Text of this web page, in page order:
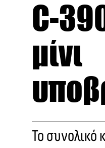
C-
μίνι
Το συνολικό